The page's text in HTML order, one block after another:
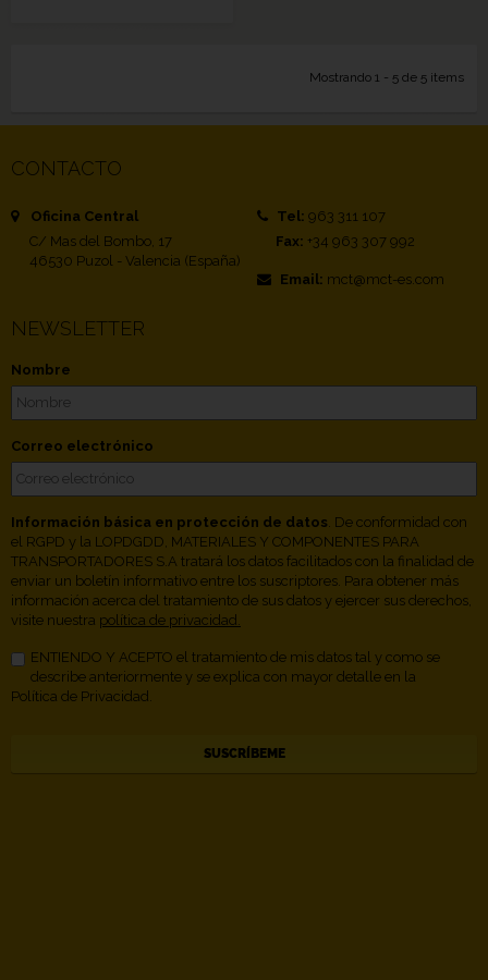
Mostrando 1 - 5 de 5 items
CONTACTO
Oficina Central
C/ Mas del Bombo, 17
46530 Puzol - Valencia (España)
Tel: 963 311 107
Fax: +34 963 307 992
Email: mct@mct-es.com
NEWSLETTER
Nombre
Correo electrónico
Información básica en protección de datos. De conformidad con
el RGPD y la LOPDGDD, MATERIALES Y COMPONENTES PARA
TRANSPORTADORES S.A tratará los datos facilitados con la finalidad de
enviar un boletín informativo entre los suscriptores. Para obtener más
información acerca del tratamiento de sus datos y ejercer sus derechos,
visite nuestra política de privacidad.
ENTIENDO Y ACEPTO el tratamiento de mis datos tal y como se
describe anteriormente y se explica con mayor detalle en la
Política de Privacidad.